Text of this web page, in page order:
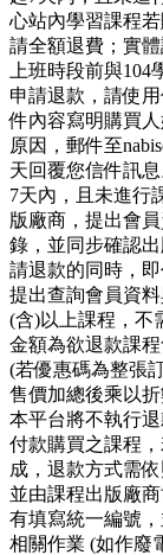
心站內學習課程
請全額退費；實
上班時段前與
申請退款，請使
件內容寫明購買
原因，郵件至
天回覆您信件訊
7天內，且未進行
版廠商，提出會
錄，並同步確認
請退款的同時，
提出查詢會員資
(含)以上課程，不
金額為欲退款課
(若優惠碼為整張
售價加總後乘以
本平台將不執行
付款購買之課程
成，退款方式需
並由課程出版廠
有填寫統一編號
相關作業 (如作廢